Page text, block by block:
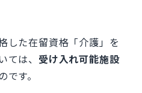
した在留資格「介護」を
は、 受け入れ可能施設
です。